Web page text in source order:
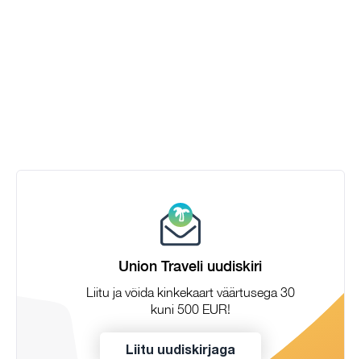
Union Traveli uudiskiri
Liitu ja võida kinkekaart väärtusega 30
kuni 500 EUR!
Liitu uudiskirjaga